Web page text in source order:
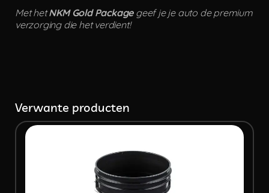
Met hetNKM Gold Packagegeef je je auto de premium
verzorging die het verdient!
Verwante producten